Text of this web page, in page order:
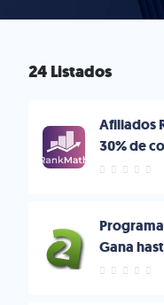
24 Listados
Afiliados
30% de
Gana